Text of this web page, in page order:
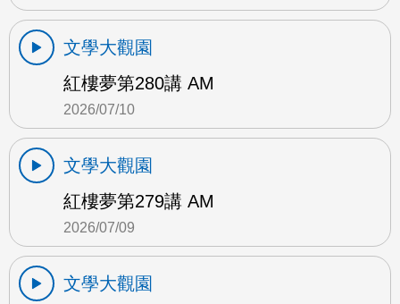
文學大觀園
紅樓夢第280講 AM
2026/07/10
文學大觀園
紅樓夢第279講 AM
2026/07/09
文學大觀園